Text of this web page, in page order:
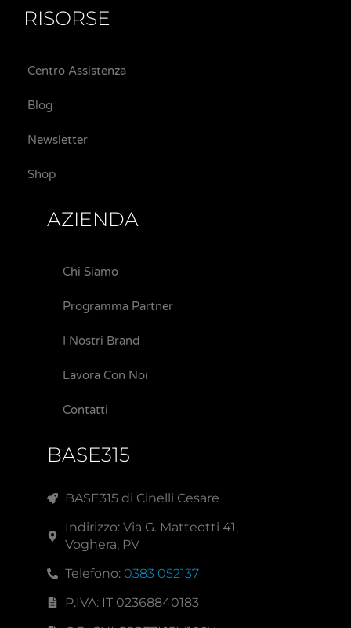
RISORSE
Centro Assistenza
Blog
Newsletter
Shop
AZIENDA
Chi Siamo
Programma Partner
I Nostri Brand
Lavora Con Noi
Contatti
BASE315
BASE315 di Cinelli Cesare
Indirizzo: Via G. Matteotti 41,
Voghera, PV
Telefono: 0383 052137
P.IVA: IT 02368840183